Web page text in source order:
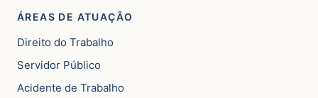
ÁREAS DE ATUAÇÃO
Direito do Trabalho
Servidor Público
Acidente de Trabalho